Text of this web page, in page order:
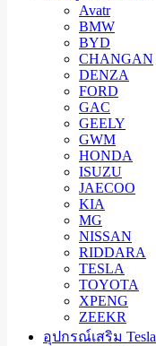
Avatr
BMW
BYD
CHANGAN
DENZA
FORD
GAC
GEELY
GWM
HONDA
ISUZU
JAECOO
KIA
MG
NISSAN
RIDDARA
TESLA
TOYOTA
XPENG
ZEEKR
อุปกรณ์เสริม Tesla